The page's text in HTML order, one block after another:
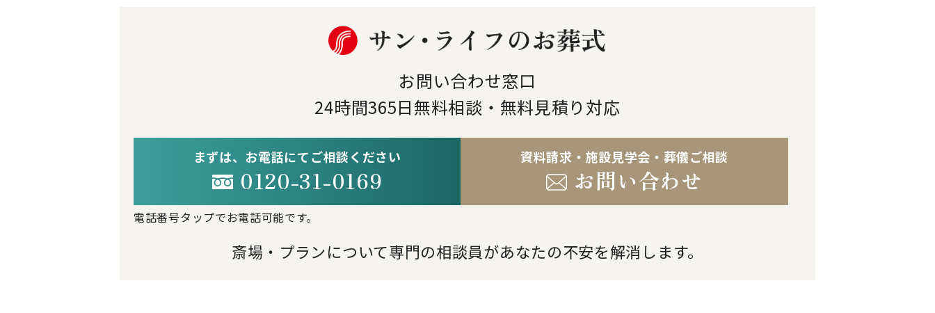
お問い合わせ窓口
24時間365日無料相談・無料見積り対応
まずは、お電話にてご相談ください
0120-31-0169
電話番号タップでお電話可能です。
資料請求・施設見学会・葬儀ご相談
お問い合わせ
斎場・プランについて専門の相談員があなたの不安を解消します。